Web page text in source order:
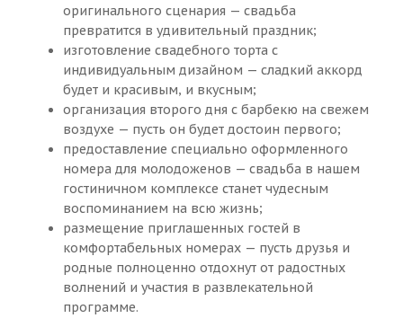
оригинального сценария — свадьба
превратится в удивительный праздник;
изготовление свадебного торта с
индивидуальным дизайном — сладкий аккорд
будет и красивым, и вкусным;
организация второго дня с барбекю на свежем
воздухе — пусть он будет достоин первого;
предоставление специально оформленного
номера для молодоженов — свадьба в нашем
гостиничном комплексе станет чудесным
воспоминанием на всю жизнь;
размещение приглашенных гостей в
комфортабельных номерах — пусть друзья и
родные полноценно отдохнут от радостных
волнений и участия в развлекательной
программе.